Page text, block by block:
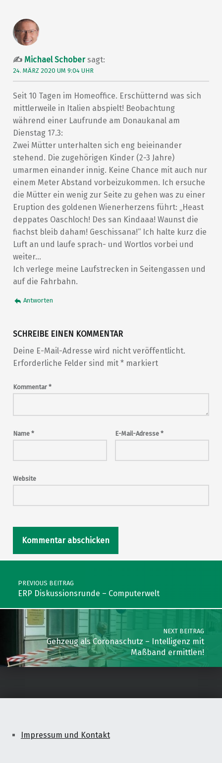
Michael Schober sagt:
24. MÄRZ 2020 UM 9:04 UHR
Seit 10 Tagen im Homeoffice. Erschütternd was sich
mittlerweile in Italien abspielt! Beobachtung
während einer Laufrunde am Donaukanal am
Dienstag 17.3:
Zwei Mütter unterhalten sich eng beieinander
stehend. Die zugehörigen Kinder (2-3 Jahre)
umarmen einander innig. Keine Chance mit auch nur
einem Meter Abstand vorbeizukommen. Ich ersuche
die Mütter ein wenig zur Seite zu gehen was zu einer
Eruption des goldenen Wienerherzens führt: „Heast
deppates Oaschloch! Des san Kindaaa! Waunst die
fiachst bleib daham! Geschissana!“ Ich halte kurz die
Luft an und laufe sprach- und Wortlos vorbei und
weiter…
Ich verlege meine Laufstrecken in Seitengassen und
auf die Fahrbahn.
Antworten
SCHREIBE EINEN KOMMENTAR
Deine E-Mail-Adresse wird nicht veröffentlicht.
Erforderliche Felder sind mit *markiert
Kommentar *
Name * E-Mail-Adresse *
Website
Post navigation
PREVIOUS BEITRAG
ERP Diskussionsrunde – Computerwelt
NEXT BEITRAG
Gehzeug als Coronaschutz – Intelligenz mit
Maßband ermittlen!
Impressum und Kontakt